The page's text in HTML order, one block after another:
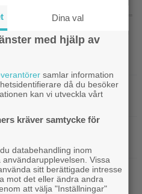
NYTT
”Die Hard”-filmen som
thrillern som
”Bra film”
från 2020
Fältskog gjorde en
– på tv idag
Dina val
med hjälp av
samlar information
då du besöker
kan vi utveckla vårt
kräver samtycke för
databehandling inom
Vissa
sitt berättigade intresse
mot det eller ändra andra
att välja "Inställningar"